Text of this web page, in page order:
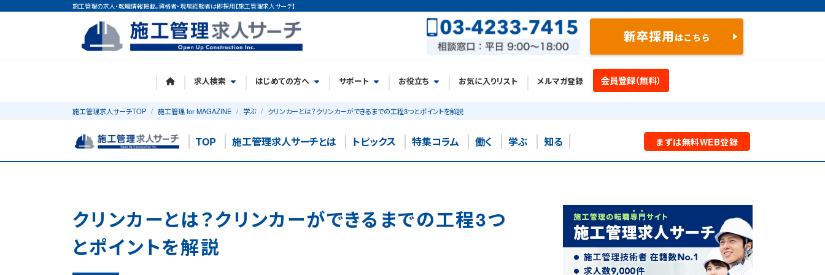
施工管理の求人・転職情報掲載。資格者・現場経験者は即採用【施工管理求人サーチ】
求人検索 はじめての方へ サポート お役立ち お気に入りリスト メルマガ登録 会員登録（無料）
施工管理求人サーチTOP 施工管理 for MAGAZINE 学ぶ クリンカーとは？クリンカーができるまでの工程3つとポイントを解説
TOP 施工管理求人サーチとは トピックス 特集コラム 働く 学ぶ 知る まずは無料WEB登録
クリンカーとは？クリンカーができるまでの工程3つ
とポイントを解説